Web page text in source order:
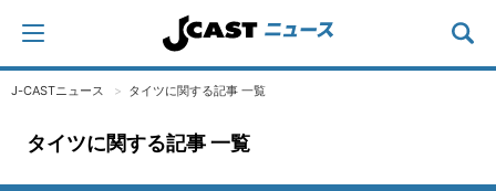
J-CASTニュース タイツに関する記事 一覧
タイツに関する記事 一覧